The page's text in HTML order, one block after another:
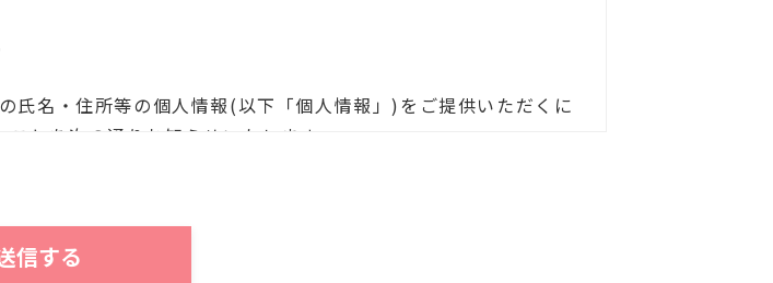
氏名・住所等の個人情報(以下「個人情報」)をご提供いただくに
とを次の通りお知らせいたします。
次の目的にのみ利用させていただきます。